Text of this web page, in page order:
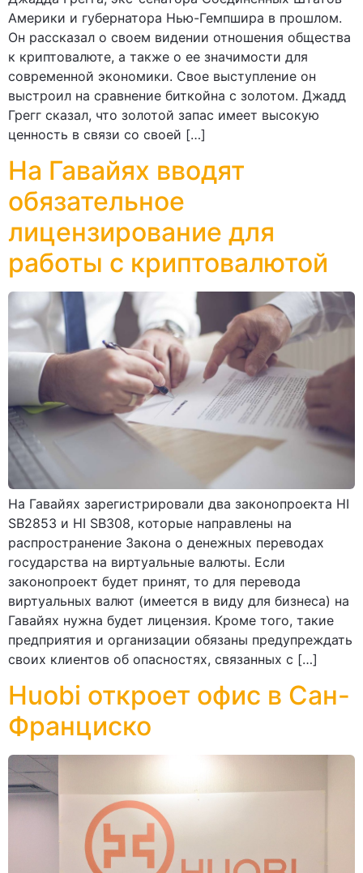
Америки и губернатора Нью-Гемпшира в прошлом.
Он рассказал о своем видении отношения общества
к криптовалюте, а также о ее значимости для
современной экономики. Свое выступление он
выстроил на сравнение биткойна с золотом. Джадд
Грегг сказал, что золотой запас имеет высокую
ценность в связи со своей […]
На Гавайях вводят
обязательное
лицензирование для
работы с криптовалютой
На Гавайях зарегистрировали два законопроекта HI
SB2853 и HI SB308, которые направлены на
распространение Закона о денежных переводах
государства на виртуальные валюты. Если
законопроект будет принят, то для перевода
виртуальных валют (имеется в виду для бизнеса) на
Гавайях нужна будет лицензия. Кроме того, такие
предприятия и организации обязаны предупреждать
своих клиентов об опасностях, связанных с […]
Huobi откроет офис в Сан-
Франциско